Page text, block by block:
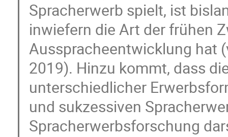
Spracherwerb spielt, ist
inwiefern die Art der frühen
Ausspracheentwicklung hat
2019). Hinzu kommt, dass
unterschiedlicher
und sukzessiven
Spracherwerbsforschung